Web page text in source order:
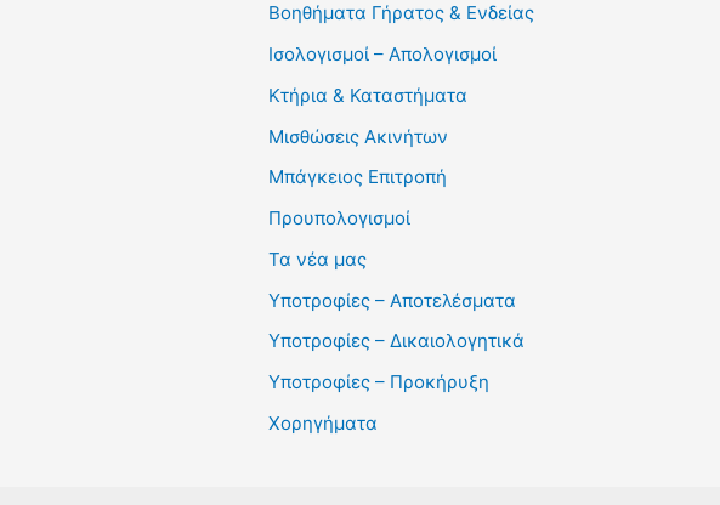
Βοηθήματα Γήρατος & Ενδείας
Ισολογισμοί – Απολογισμοί
Κτήρια & Καταστήματα
Μισθώσεις Ακινήτων
Μπάγκειος Επιτροπή
Προυπολογισμοί
Τα νέα μας
Υποτροφίες – Αποτελέσματα
Υποτροφίες – Δικαιολογητικά
Υποτροφίες – Προκήρυξη
Χορηγήματα